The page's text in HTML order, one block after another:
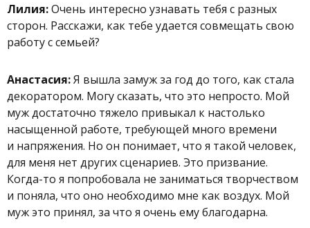
Лилия:Очень интересно узнавать тебя с разных
сторон. Расскажи, как тебе удается совмещать свою
работу с семьей?
Анастасия:Я вышла замуж за год до того, как стала
декоратором. Могу сказать, что это непросто. Мой
муж достаточно тяжело привыкал к настолько
насыщенной работе, требующей много времени
и напряжения. Но он понимает, что я такой человек,
для меня нет других сценариев. Это призвание.
Когда-то я попробовала не заниматься творчеством
и поняла, что оно необходимо мне как воздух. Мой
муж это принял, за что я очень ему благодарна.